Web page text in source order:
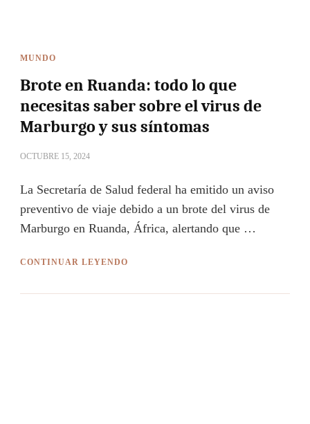
MUNDO
Brote en Ruanda: todo lo que
necesitas saber sobre el virus de
Marburgo y sus síntomas
OCTUBRE 15, 2024
La Secretaría de Salud federal ha emitido un aviso
preventivo de viaje debido a un brote del virus de
Marburgo en Ruanda, África, alertando que …
CONTINUAR LEYENDO